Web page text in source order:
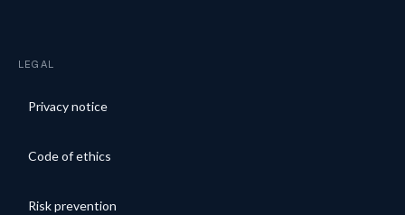
LEGAL
Privacy notice
Code of ethics
Risk prevention